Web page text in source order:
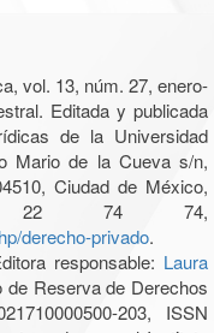
vol. 13, núm. 27, enero-
Editada y publicada
de la Universidad
Mario de la Cueva s/n,
Ciudad de México,
74 74,
derecho-privado.
responsable: Laura
de Reserva de Derechos
203, ISSN